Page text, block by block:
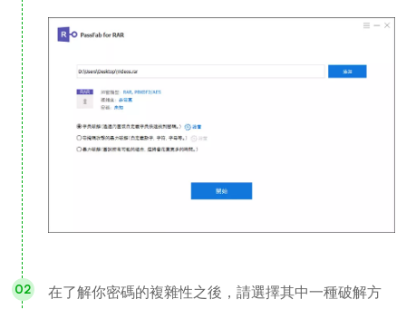
在了解你密碼的複雜性之後，請選擇其中一種破解方